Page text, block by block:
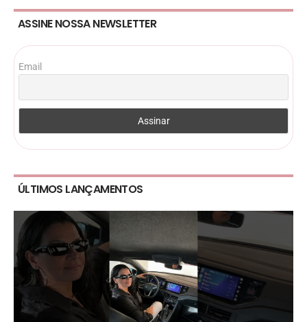
ASSINE NOSSA NEWSLETTER
Email
ÚLTIMOS LANÇAMENTOS